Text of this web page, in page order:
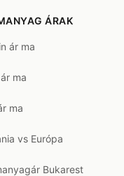
ÁRAK
ár ma
ma
ma
vs Európa
Bukarest